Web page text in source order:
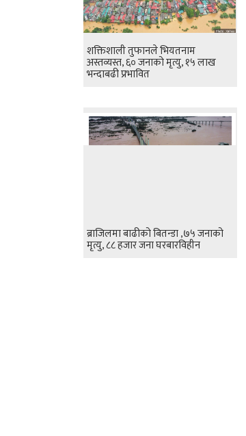
शक्तिशाली तुफानले भियतनाम
अस्तव्यस्त, ६० जनाको मृत्यु, १५ लाख
भन्दाबढी प्रभावित
ब्राजिलमा बाढीको बितन्डा ,७५ जनाको
मृत्यु, ८८ हजार जना घरबारविहीन